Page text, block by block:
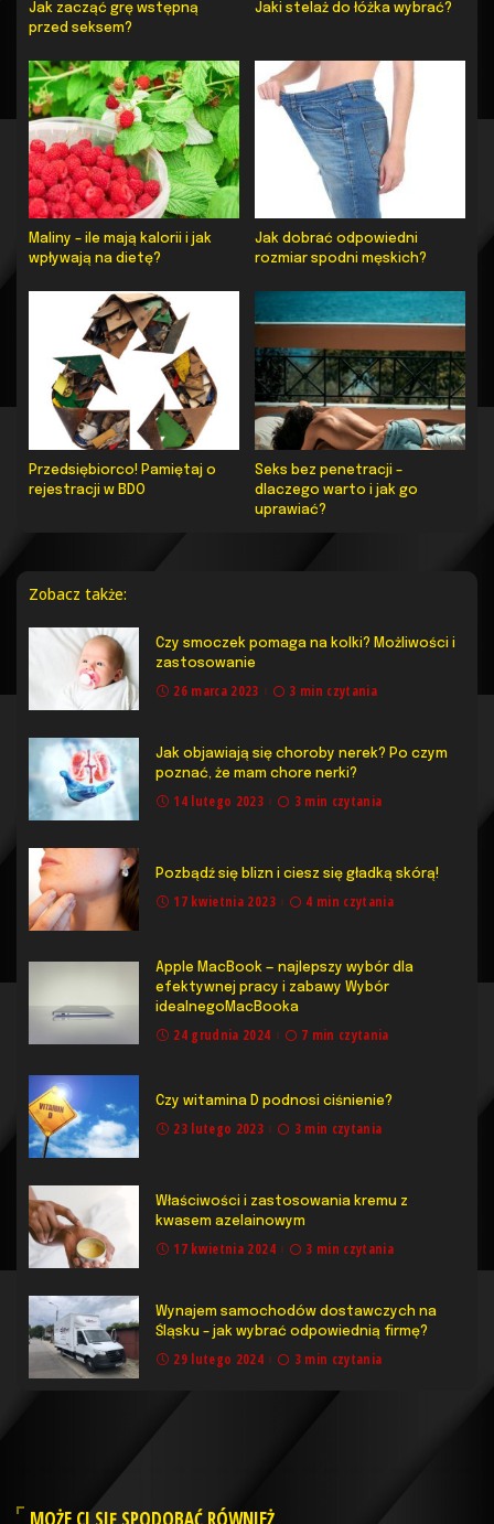
Jak zacząć grę wstępną
przed seksem?
Jaki stelaż do łóżka wybrać?
Maliny – ile mają kalorii i jak
wpływają na dietę?
Jak dobrać odpowiedni
rozmiar spodni męskich?
Przedsiębiorco! Pamiętaj o
rejestracji w BDO
Seks bez penetracji –
dlaczego warto i jak go
uprawiać?
Zobacz także:
Czy smoczek pomaga na kolki? Możliwości i
zastosowanie
26 marca 2023 3 min czytania
Jak objawiają się choroby nerek? Po czym
poznać, że mam chore nerki?
14 lutego 2023 3 min czytania
Pozbądź się blizn i ciesz się gładką skórą!
17 kwietnia 2023 4 min czytania
Apple MacBook — najlepszy wybór dla
efektywnej pracy i zabawy Wybór
idealnegoMacBooka
24 grudnia 2024 7 min czytania
Czy witamina D podnosi ciśnienie?
23 lutego 2023 3 min czytania
Właściwości i zastosowania kremu z
kwasem azelainowym
17 kwietnia 2024 3 min czytania
Wynajem samochodów dostawczych na
Śląsku – jak wybrać odpowiednią firmę?
29 lutego 2024 3 min czytania
MOŻE CI SIĘ SPODOBAĆ RÓWNIEŻ